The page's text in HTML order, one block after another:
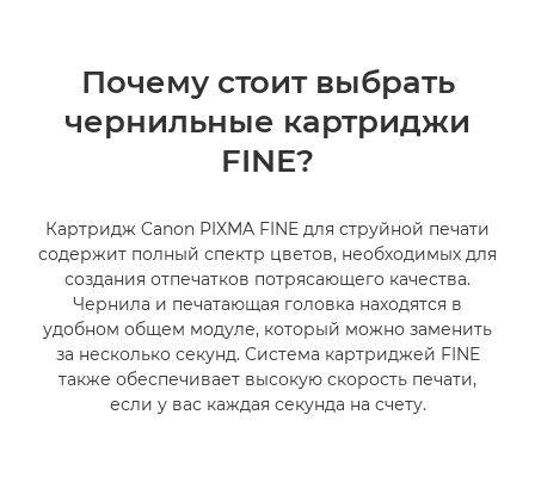
ЧЕРНИЛА ПО МОДЕЛЬНОМУ РЯДУ
ИНСТРУМЕНТ ПОИСКА ЧЕРНИЛ
Почему стоит выбрать
чернильные картриджи
FINE?
Картридж Canon PIXMA FINE для струйной печати
содержит полный спектр цветов, необходимых для
создания отпечатков потрясающего качества.
Чернила и печатающая головка находятся в
удобном общем модуле, который можно заменить
за несколько секунд. Система картриджей FINE
также обеспечивает высокую скорость печати,
если у вас каждая секунда на счету.